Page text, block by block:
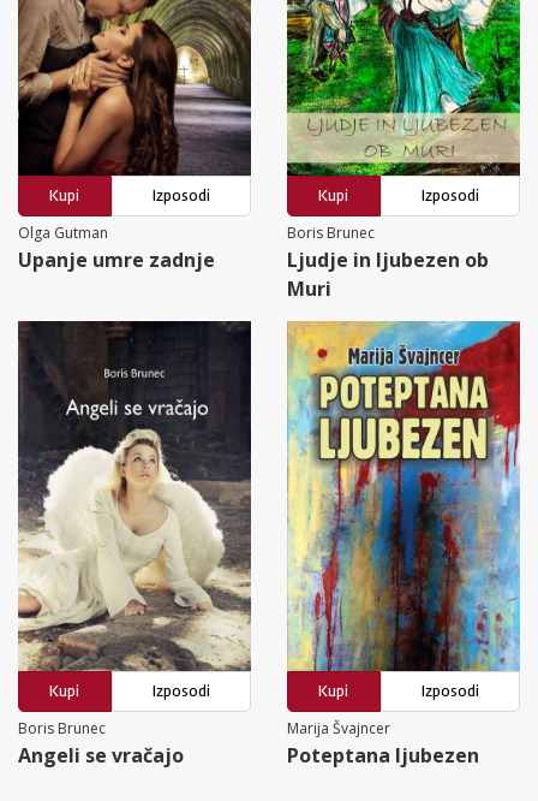
Kupi
Izposodi
Olga Gutman
Upanje umre zadnje
Kupi
Izposodi
Boris Brunec
Ljudje in ljubezen ob
Muri
Kupi
Izposodi
Boris Brunec
Angeli se vračajo
Kupi
Izposodi
Marija Švajncer
Poteptana ljubezen